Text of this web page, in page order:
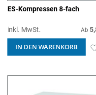
ES-Kompressen 8-fach
inkl. MwSt. Ab
IN DEN WARENKORB